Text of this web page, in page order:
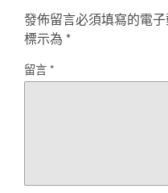
發佈留言必須填寫的電
標示為 *
留言*